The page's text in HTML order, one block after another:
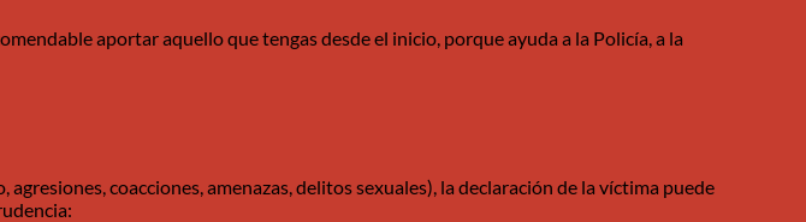
aportar aquello que tengas desde el inicio, porque ayuda a la Policía, a la
coacciones, amenazas, delitos sexuales), la declaración de la víctima puede